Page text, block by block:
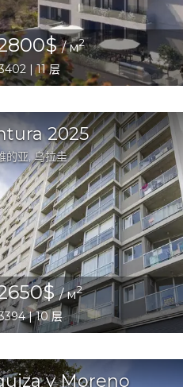
/ м2
| 11 层
2025
的亚, 乌拉圭
/ м2
| 10 层
y Moreno